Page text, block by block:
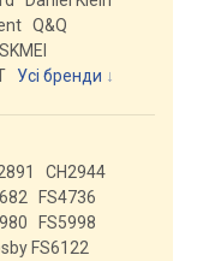
Q&Q
SKMEI
Усі бренди
CH2944
FS4736
FS5998
FS6122